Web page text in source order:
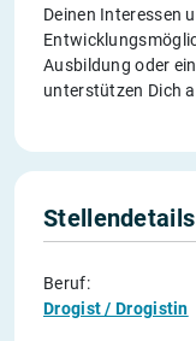
Deinen Interessen
Ausbildung oder
unterstützen Dich
Stellendetails
Beruf:
Drogist / Drogistin